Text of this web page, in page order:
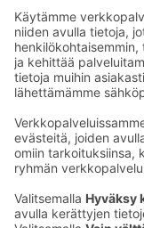
Katso kaikki
Ota yhteyttä
Hotellien
Asiakaspalvelun
Palaute